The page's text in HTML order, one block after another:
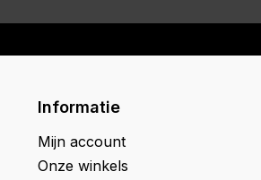
Informatie
Mijn account
Onze winkels